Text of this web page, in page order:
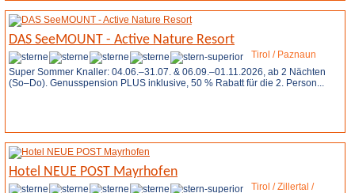
DAS SeeMOUNT - Active Nature Resort
Tirol / Paznaun
Super Sommer Knaller: 04.06.–31.07. & 06.09.–01.11.2026, ab 2 Nächten
(So–Do). Genusspension PLUS inklusive, 50 % Rabatt für die 2. Person...
Hotel NEUE POST Mayrhofen
Tirol / Zillertal /